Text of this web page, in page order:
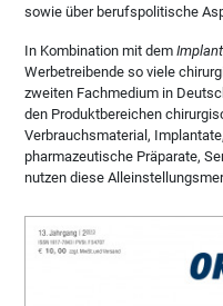
sowie über berufspolitische
In Kombination mit dem
Werbetreibende so viele
zweiten Fachmedium in
den Produktbereichen
Verbrauchsmaterial,
pharmazeutische Präparate,
nutzen diese